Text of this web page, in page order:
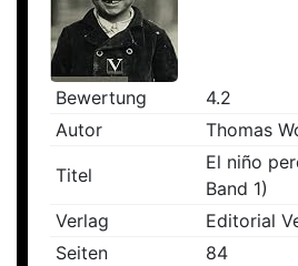
Bewertung
4.2
Autor
Thomas
Titel
El niño
Band 1)
Verlag
Editorial
Seiten
84